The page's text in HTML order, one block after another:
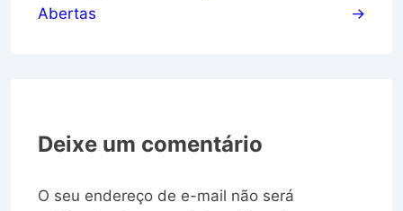
Abertas
→
Deixe um comentário
O seu endereço de e-mail não será